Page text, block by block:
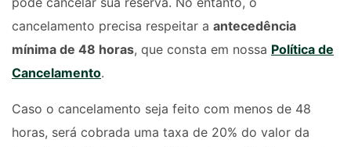
cancelamento precisa respeitar a antecedência
mínima de 48 horas, que consta em nossa Política de
Cancelamento.
Caso o cancelamento seja feito com menos de 48
horas, será cobrada uma taxa de 20% do valor da